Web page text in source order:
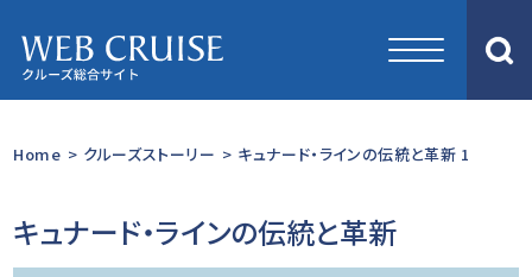
Home > クルーズストーリー > キュナード・ラインの伝統と革新 1
キュナード・ラインの伝統と革新